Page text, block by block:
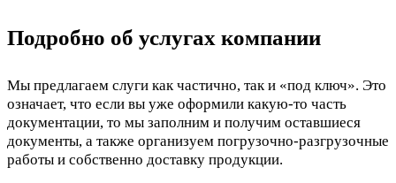
Подробно об услугах компании
Мы предлагаем слуги как частично, так и «под ключ». Это
означает, что если вы уже оформили какую-то часть
документации, то мы заполним и получим оставшиеся
документы, а также организуем погрузочно-разгрузочные
работы и собственно доставку продукции.